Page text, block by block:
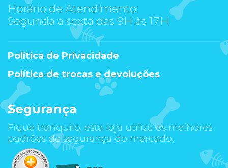
Horário de Atendimento:
Segunda a sexta das 9H às 17H
Política de Privacidade
Política de trocas e devoluções
Segurança
Fique tranquilo, esta loja utiliza os melhores
padrões de segurança do mercado.